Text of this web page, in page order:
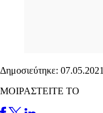
Δημοσιεύτηκε: 07.05.2021
ΜΟΙΡΑΣΤΕΙΤΕ ΤΟ